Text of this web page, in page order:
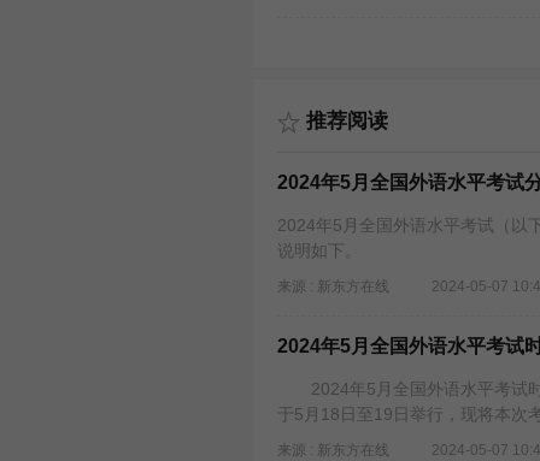
推荐阅读
2024年5月全国外语水平考试
2024年5月全国外语水平考试（以
说明如下。
来源 : 新东方在线 2024-05-07
2024年5月全国外语水平考试
2024年5月全国外语水平考试
于5月18日至19日举行，现将本次
来源 : 新东方在线 2024-05-07